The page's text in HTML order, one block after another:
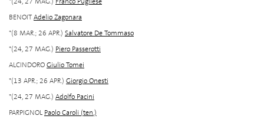
BENOITAdelio Zagonara
*(8 MAR.; 26 APR.) Salvatore De Tommaso
*(24, 27 MAG.) Piero Passerotti
ALCINDOROGiulio Tomei
*(13 APR.; 26 APR.) Giorgio Onesti
*(24, 27 MAG.) Adolfo Pacini
PARPIGNOL Paolo Caroli (ten.)